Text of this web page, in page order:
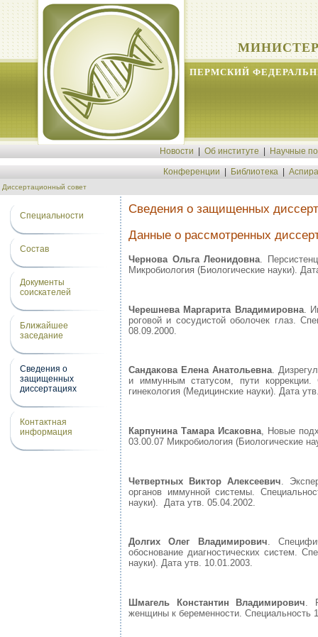
ПЕРМСКИЙ
Новости Об институте Научные
Конференции Библиотека
Диссертационный совет
Специальности
Состав
Документы
соискателей
Ближайшее
заседание
Сведения о
защищенных
диссертациях
Контактная
информация
Сведения о защищенных
Данные о рассмотренных
Чернова Ольга Леонидовна.
Микробиология (Биологические науки).
Черешнева Маргарита Владимировна.
роговой и сосудистой оболочек глаз.
08.09.2000.
Сандакова Елена Анатольевна.
и иммунным статусом, пути
гинекология (Медицинские науки). Дата
Карпунина Тамара Исаковна, Новые
03.00.07 Микробиология (Биологические
Четвертных Виктор Алексеевич .
органов иммунной системы.
науки). Дата утв. 05.04.2002.
Долгих Олег Владимирович.
обоснование диагностических систем.
науки). Дата утв. 10.01.2003.
Шмагель Константин Владимирович .
женщины к беременности. Специальность